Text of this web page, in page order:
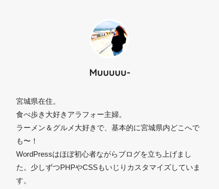
Muuuuu-
宮城県在住。
食べ歩き大好きアラフォー主婦。
ラーメン＆グルメ大好きで、基本的に宮城県内どこへで
も〜！
WordPressはほぼ初心者ながらブログを立ち上げまし
た。少しずつPHPやCSSもいじりカスタマイズしていま
す。